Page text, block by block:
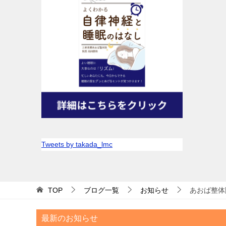
Tweets by takada_lmc
TOP ブログ一覧 お知らせ あおば整
最新のお知らせ